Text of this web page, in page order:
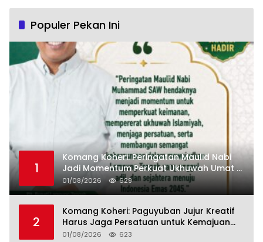
Populer Pekan Ini
1
Komang Koheri: Peringatan Maulid Nabi
Jadi Momentum Perkuat Ukhuwah Umat di
Lampung Tengah
01/08/2026 629
2
Komang Koheri: Paguyuban Jujur Kreatif
Harus Jaga Persatuan untuk Kemajuan
Lampung Tengah
01/08/2026 623